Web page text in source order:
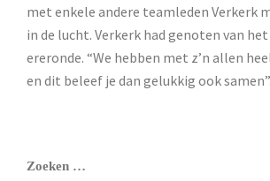
met enkele andere teamleden Verkerk
in de lucht. Verkerk had genoten van
ereronde. “We hebben met z’n allen
en dit beleef je dan gelukkig ook samen”.